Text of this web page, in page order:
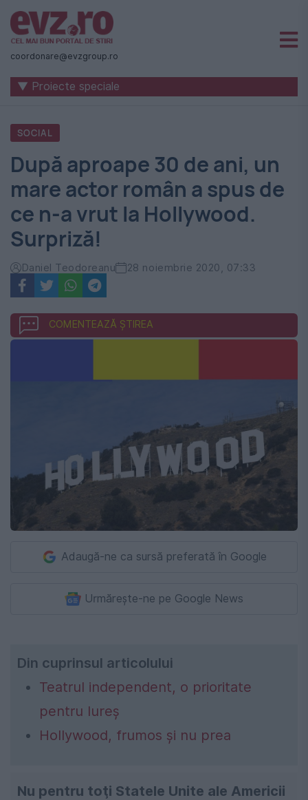
Știri
naționale
internaționale
România
-
Evenimentul
Zilei
coordonare@evzgroup.ro
▼ Proiecte speciale
SOCIAL
După aproape 30 de ani, un
mare actor român a spus de
ce n-a vrut la Hollywood.
Surpriză!
Daniel Teodoreanu 28 noiembrie 2020, 07:33
COMENTEAZĂ ȘTIREA
Adaugă-ne ca sursă preferată în Google
Urmărește-ne pe Google News
Din cuprinsul articolului
Teatrul independent, o prioritate
pentru Iureş
Hollywood, frumos şi nu prea
Nu pentru toţi Statele Unite ale Americii